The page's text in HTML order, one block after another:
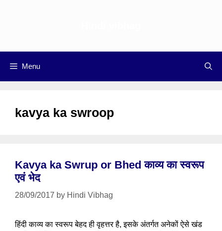
Menu
kavya ka swroop
Kavya ka Swrup or Bhed काव्य का स्वरूप
एवं भेद
28/09/2017 by Hindi Vibhag
हिंदी काव्य का स्वरूप बेहद ही वृहत्तर है, इसके अंतर्गत अनेकों ऐसे खंड